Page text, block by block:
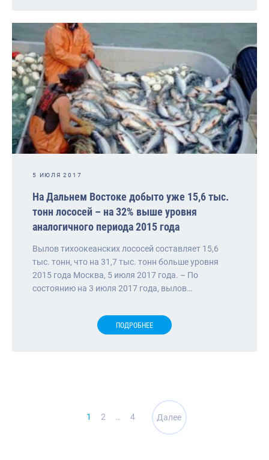
5 ИЮЛЯ 2017
На Дальнем Востоке добыто уже 15,6 тыс.
тонн лососей – на 32% выше уровня
аналогичного периода 2015 года
Вылов тихоокеанских лососей составляет 15,6
тыс. тонн, что на 31,7 тыс. тонн больше уровня
2015 года Москва, 5 июля 2017 года. – По
состоянию на 3 июля 2017 года, вылов…
ПОДРОБНЕЕ
Навигация
по
1 2 … 4 Далее